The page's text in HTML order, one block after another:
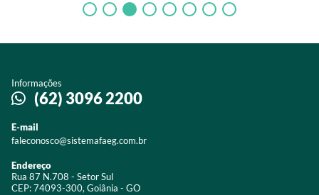
Informações
(62) 3096 2200
E-mail
faleconosco@sistemafaeg.com.br
Endereço
Rua 87 N.708 - Setor Sul
CEP: 74093-300, Goiânia - GO